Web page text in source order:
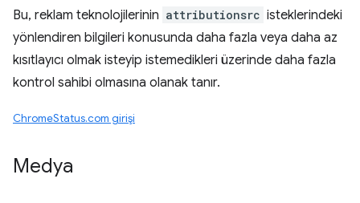
Bu, reklam teknolojilerinin attributionsrc isteklerindeki
yönlendiren bilgileri konusunda daha fazla veya daha az
kısıtlayıcı olmak isteyip istemedikleri üzerinde daha fazla
kontrol sahibi olmasına olanak tanır.
ChromeStatus.com girişi
Medya